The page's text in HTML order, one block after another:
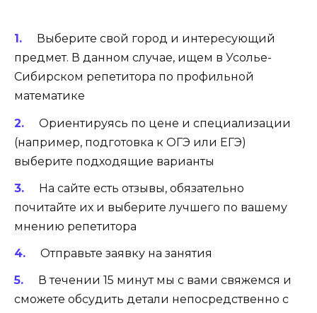
Выберите свой город и интересующий
предмет. В данном случае, ищем в Усолье-
Сибирском репетитора по профильной
математике
Ориентируясь по цене и специализации
(например, подготовка к ОГЭ или ЕГЭ)
выберите подходящие варианты
На сайте есть отзывы, обязательно
почитайте их и выберите лучшего по вашему
мнению репетитора
Отправьте заявку на занятия
В течении 15 минут мы с вами свяжемся и
сможете обсудить детали непосредственно с